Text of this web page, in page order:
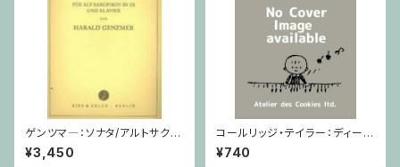
ゲンツマ―：ソナタ/アルトサクソ
フォーン・ピアノ
¥3,450
コールリッジ・テイラー：ディープ
リバー Op.59,No.10 / ヴァイオ
リン・ピアノ
¥740